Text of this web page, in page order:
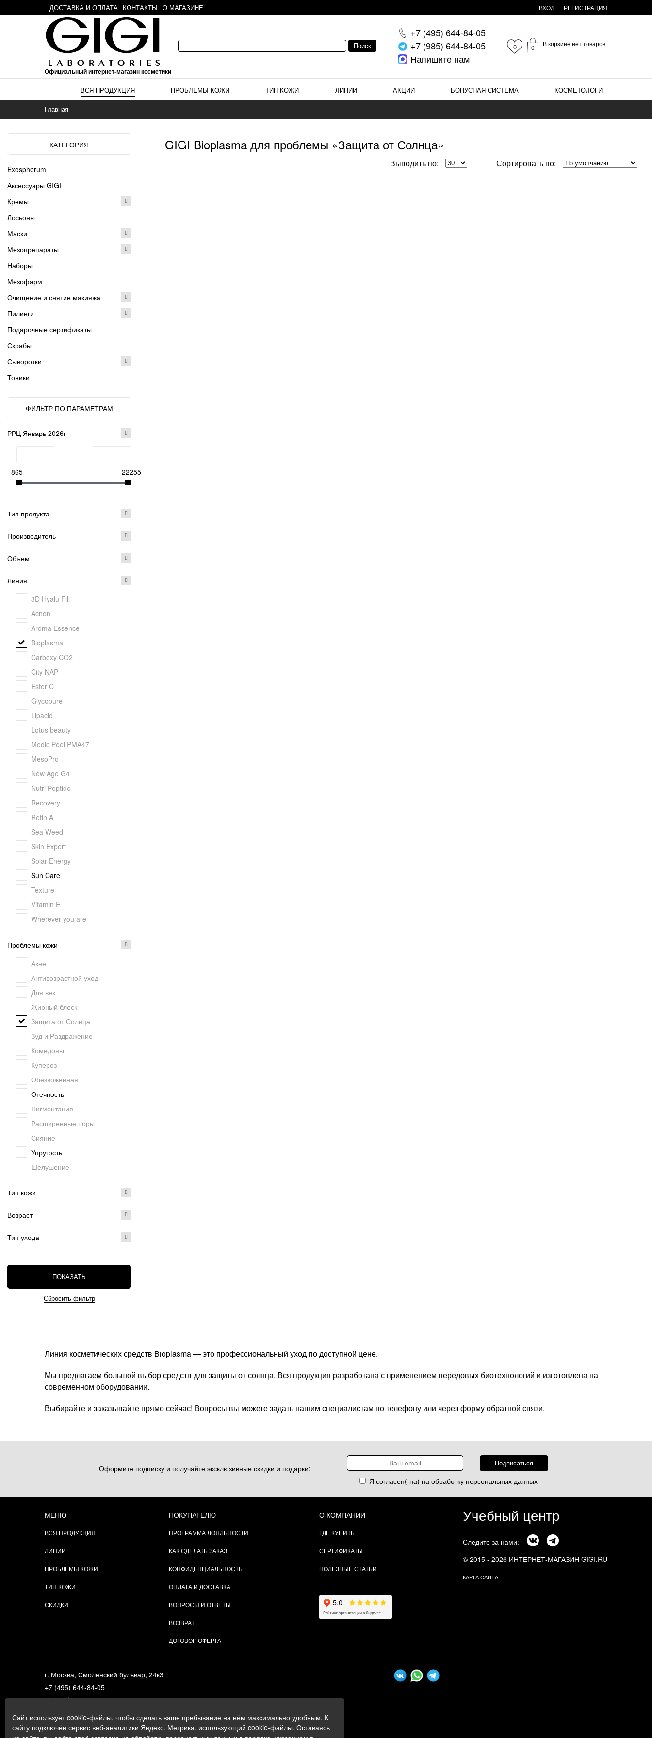
ДОСТАВКА И ОПЛАТА КОНТАКТЫ О МАГАЗИНЕ ВХОД РЕГИСТРАЦИЯ
Официальный интернет-магазин косметики
0 0 В корзине нет товаров
+7 (495) 644-84-05
+7 (985) 644-84-05
Напишите нам
ВСЯ ПРОДУКЦИЯ ПРОБЛЕМЫ КОЖИ ТИП КОЖИ ЛИНИИ АКЦИИ БОНУСНАЯ СИСТЕМА КОСМЕТОЛОГИ
Главная
КАТЕГОРИЯ
Exospherum
Аксессуары GIGI
Кремы
Лосьоны
Маски
Мезопрепараты
Наборы
Мезофарм
Очищение и снятие макияжа
Пилинги
Подарочные сертификаты
Скрабы
Сыворотки
Тоники
ФИЛЬТР ПО ПАРАМЕТРАМ
РРЦ Январь 2026г
865 22255
Тип продукта
Производитель
Объем
Линия
3D Hyalu Fill
Acnon
Aroma Essence
Bioplasma
Carboxy CO2
City NAP
Ester C
Glycopure
Lipacid
Lotus beauty
Medic Peel PMA47
MesoPro
New Age G4
Nutri Peptide
Recovery
Retin A
Sea Weed
Skin Expert
Solar Energy
Sun Care
Texture
Vitamin E
Wherever you are
Проблемы кожи
Акне
Антивозрастной уход
Для век
Жирный блеск
Защита от Солнца
Зуд и Раздражение
Комедоны
Купероз
Обезвоженная
Отечность
Пигментация
Расширенные поры
Сияние
Упругость
Шелушение
Тип кожи
Возраст
Тип ухода
ПОКАЗАТЬ
GIGI Bioplasma для проблемы «Защита от Солнца»
Сортировать по:
Выводить по:
Линия косметических средств Bioplasma — это профессиональный уход по доступной цене.
Мы предлагаем большой выбор средств для защиты от солнца. Вся продукция разработана с применением передовых биотехнологий и изготовлена на
современном оборудовании.
Выбирайте и заказывайте прямо сейчас! Вопросы вы можете задать нашим специалистам по телефону или через форму обратной связи.
Оформите подписку и получайте эксклюзивные скидки и подарки:
Я согласен(-на) на обработку персональных данных
МЕНЮ
ВСЯ ПРОДУКЦИЯ
ЛИНИИ
ПРОБЛЕМЫ КОЖИ
ТИП КОЖИ
СКИДКИ
ПОКУПАТЕЛЮ
ПРОГРАММА ЛОЯЛЬНОСТИ
КАК СДЕЛАТЬ ЗАКАЗ
КОНФИДЕНЦИАЛЬНОСТЬ
ОПЛАТА И ДОСТАВКА
ВОПРОСЫ И ОТВЕТЫ
ВОЗВРАТ
ДОГОВОР ОФЕРТА
О КОМПАНИИ
ГДЕ КУПИТЬ
СЕРТИФИКАТЫ
ПОЛЕЗНЫЕ СТАТЬИ
Учебный центр
Следите за нами:
© 2015 - 2026 ИНТЕРНЕТ-МАГАЗИН GIGI.RU
КАРТА САЙТА
г. Москва, Смоленский бульвар, 24к3
+7 (495) 644-84-05
+7 (985) 644-84-05
zakaz@gigi.ru
Политика в отношении обработки персональных данных
Сайт использует cookie-файлы, чтобы сделать ваше пребывание на нём максимально удобным. К
сайту подключён сервис веб-аналитики Яндекс. Метрика, использующий cookie-файлы. Оставаясь